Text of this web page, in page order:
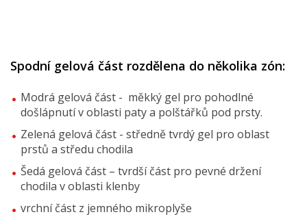
Spodní gelová část rozdělena do několika zón:
Modrá gelová část - měkký gel pro pohodlné
došlápnutí v oblasti paty a polštářků pod prsty.
Zelená gelová část - středně tvrdý gel pro oblast
prstů a středu chodila
Šedá gelová část – tvrdší část pro pevné držení
chodila v oblasti klenby
vrchní část z jemného mikroplyše